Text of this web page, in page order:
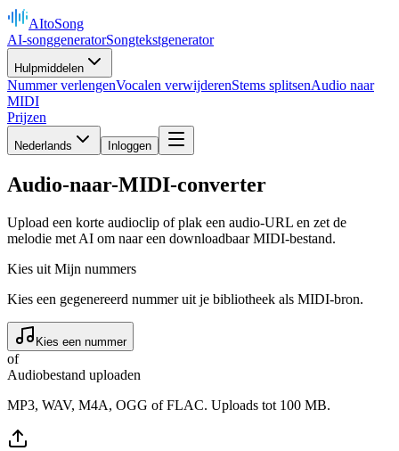
AItoSong
AI-songgeneratorSongtekstgenerator
Hulpmiddelen
Nummer verlengenVocalen verwijderenStems splitsenAudio naar
MIDI
Prijzen
Nederlands Inloggen
Audio-naar-MIDI-converter
Upload een korte audioclip of plak een audio-URL en zet de
melodie met AI om naar een downloadbaar MIDI-bestand.
Kies uit Mijn nummers
Kies een gegenereerd nummer uit je bibliotheek als MIDI-bron.
Kies een nummer
of
Audiobestand uploaden
MP3, WAV, M4A, OGG of FLAC. Uploads tot 100 MB.